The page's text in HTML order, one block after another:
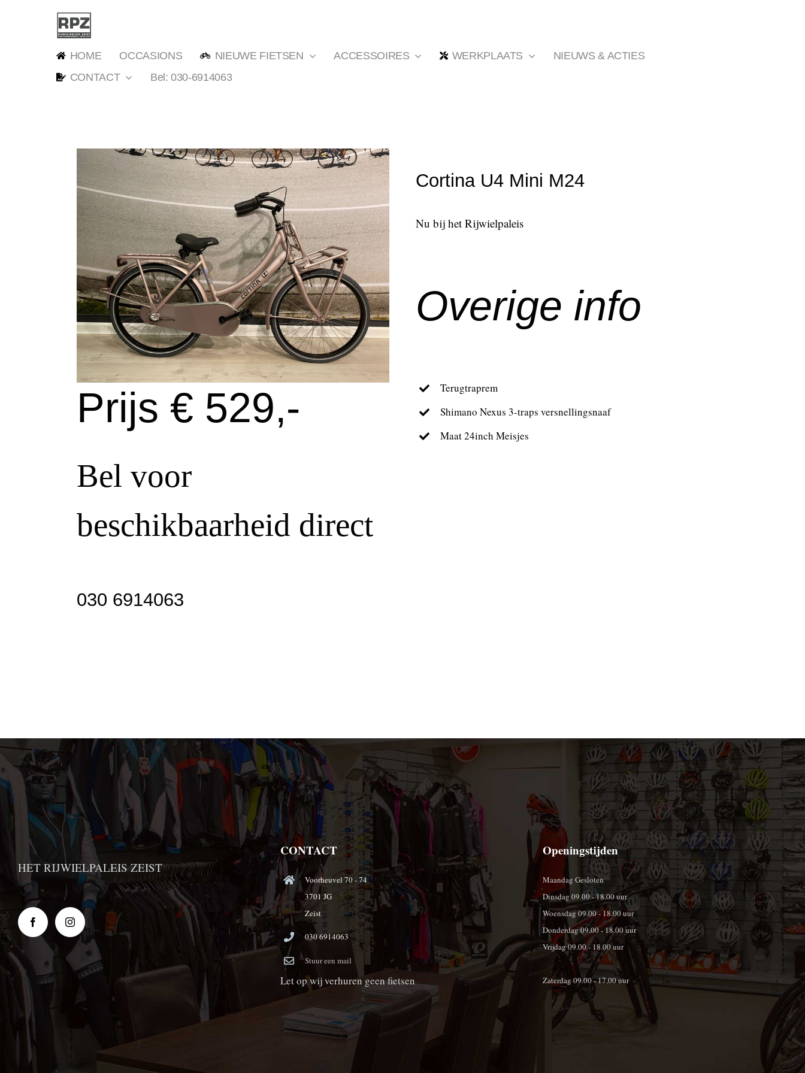
HOME OCCASIONS NIEUWE FIETSEN ACCESSOIRES WERKPLAATS
NIEUWS & ACTIES
CONTACT
Bel: 030-6914063
Prijs € 529,-
Bel voor
beschikbaarheid direct
030 6914063
Cortina U4 Mini M24
Nu bij het Rijwielpaleis
Overige info
Terugtraprem
Shimano Nexus 3-traps versnellingsnaaf
Maat 24inch Meisjes
HET RIJWIELPALEIS ZEIST
CONTACT
Voorheuvel 70 - 74
3701 JG
Zeist
030 6914063
Stuur een mail
Let op wij verhuren geen fietsen
Openingstijden
Maandag Gesloten
Dinsdag 09.00 - 18.00 uur
Woensdag 09.00 - 18.00 uur
Donderdag 09.00 - 18.00 uur
Vrijdag 09.00 - 18.00 uur
Zaterdag 09.00 - 17.00 uur